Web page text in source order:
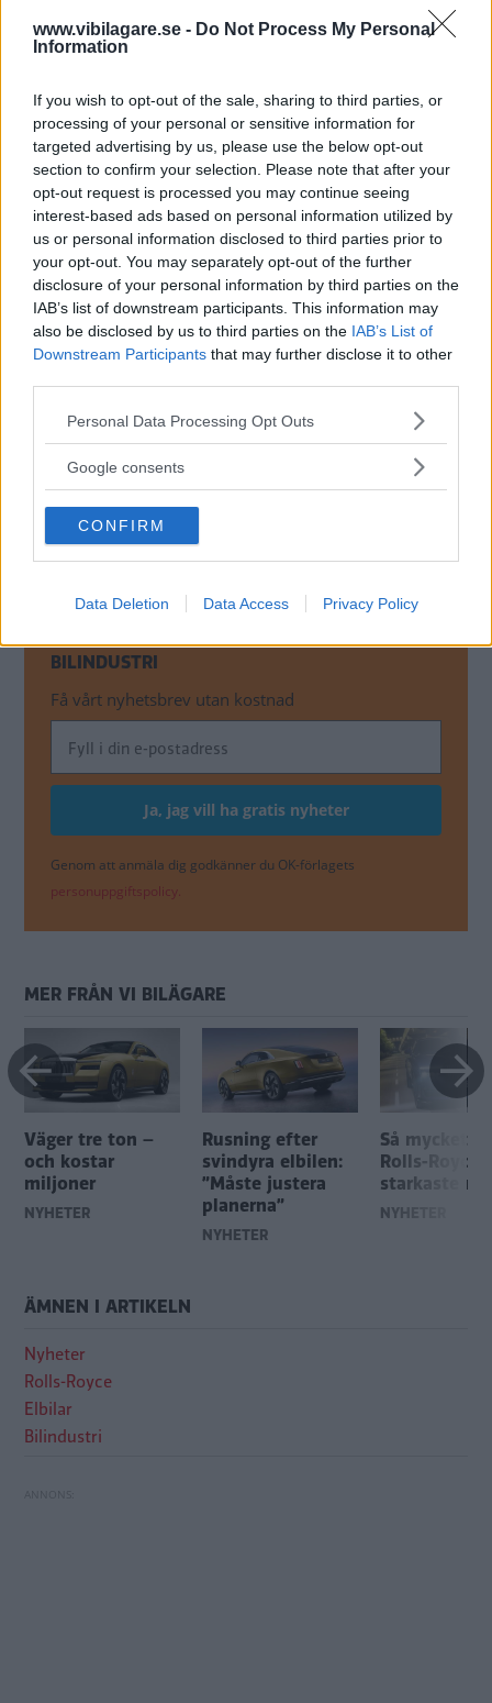
www.vibilagare.se - Do Not Process My Personal
Information
If you wish to opt-out of the sale, sharing to third parties, or
processing of your personal or sensitive information for
targeted advertising by us, please use the below opt-out
section to confirm your selection. Please note that after your
opt-out request is processed you may continue seeing
interest-based ads based on personal information utilized by
us or personal information disclosed to third parties prior to
your opt-out. You may separately opt-out of the further
disclosure of your personal information by third parties on the
IAB’s list of downstream participants. This information may
also be disclosed by us to third parties on the IAB’s List of
Downstream Participants that may further disclose it to other
Please note that this website/app uses one or more Google
not limited to your visit or usage behaviour. You may click to
use your data for below specified purposes in below Google
consent section.
Personal Data Processing Opt Outs
Google consents
CONFIRM
Data Deletion Data Access Privacy Policy
Ännu ett bilmärke väljer att slopa målsättningen att
Royce.
Det engelska lyxmärket har lanseratelbilsmodellen
Spectre
som sålde bra efter lanseringen. Men nu dyker
försäljningssiffrorna samtidigt som efterfrågan på märkets
bensinbilar är hög.
Dessutom har flera länder skalat ned sina subventioner
för elbilar.
– För varje kund som älskar en elbil finns en som inte gör
det, säger Rolls-Royce-chefen Chris Brownridge tillThe
Times.
Rolls-Royce skafortsätta hålla liv i märkets V12-motor
som märkeschefen säger är ”en del av vår historia”.
Konkurrenten Bentley har skjutit upp målet att enbart sälja
elbilar från 2030 till 2035, men efter det slopades
elbilsmålet helt.
MISSA INTE KOMMANDE ARTIKLAR OM
BILINDUSTRI
Få vårt nyhetsbrev utan kostnad
Genom att anmäla dig godkänner du OK-förlagets
personuppgiftspolicy.
MER FRÅN VI BILÄGARE
Väger tre ton –
och kostar
miljoner
NYHETER
Rusning efter
svindyra elbilen:
”Måste justera
planerna”
NYHETER
Så mycket
Rolls-Royce
starkaste
NYHETER
ÄMNEN I ARTIKELN
Nyheter
Rolls-Royce
Elbilar
Bilindustri